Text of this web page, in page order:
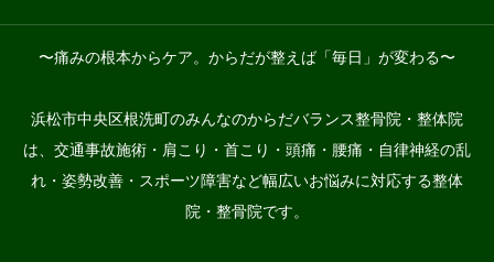
〜痛みの根本からケア。からだが整えば「毎日」が変わる〜
浜松市中央区根洗町のみんなのからだバランス整骨院・整体院
は、交通事故施術・肩こり・首こり・頭痛・腰痛・自律神経の乱
れ・姿勢改善・スポーツ障害など幅広いお悩みに対応する整体
院・整骨院です。